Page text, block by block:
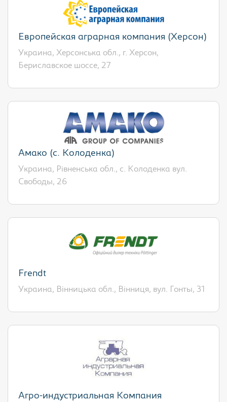
Европейская аграрная компания (Херсон)
Украина, Херсонська обл., г. Херсон,
Бериславское шоссе, 27
Амако (с. Колоденка)
Украина, Рівненська обл., с. Колоденка вул.
Свободы, 26
Frendt
Украина, Вінницька обл., Вінниця, вул. Гонты, 31
Агро-индустриальная Компания